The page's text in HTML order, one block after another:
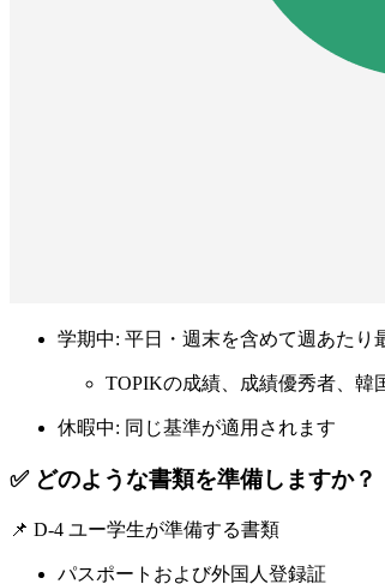
学期中: 平日・週末を含めて週あたり
TOPIKの成績、成績優秀者、韓
休暇中: 同じ基準が適用されます
✅ どのような書類を準備しますか？
📌 D-4 ユー学生が準備する書類
パスポートおよび外国人登録証